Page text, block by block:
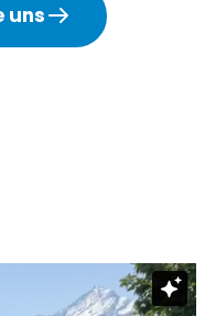
uns